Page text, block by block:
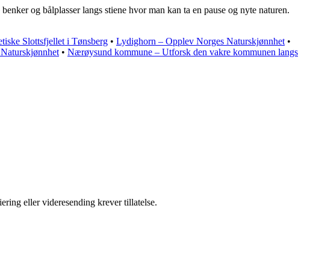
og bålplasser langs stiene hvor man kan ta en pause og nyte naturen.
Slottsfjellet i Tønsberg • Lydighorn – Opplev Norges Naturskjønnhet •
• Nærøysund kommune – Utforsk den vakre kommunen langs
eller videresending krever tillatelse.